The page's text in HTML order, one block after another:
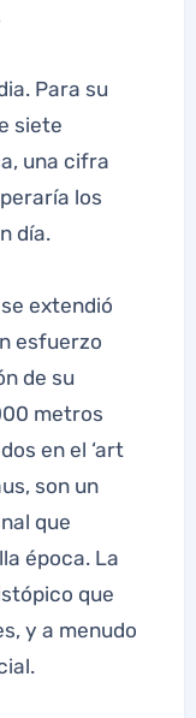
Para su
siete
una cifra
los
día.
extendió
esfuerzo
de su
metros
en el ‘art
son un
que
época. La
que
y a menudo